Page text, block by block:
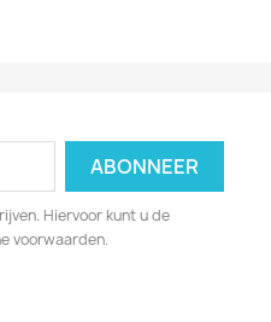
Hiervoor kunt u de
voorwaarden.